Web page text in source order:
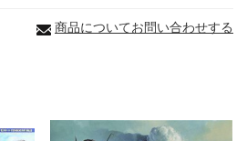
商品についてお問い合わせする